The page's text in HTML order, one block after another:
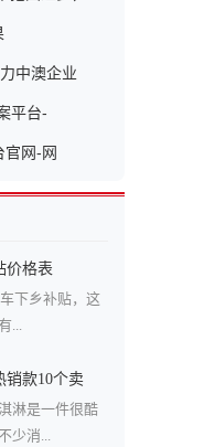
中澳企业
平台-
官网-网
价格表
下乡补贴，这
...
销款10个卖
淋是一件很酷
少消...